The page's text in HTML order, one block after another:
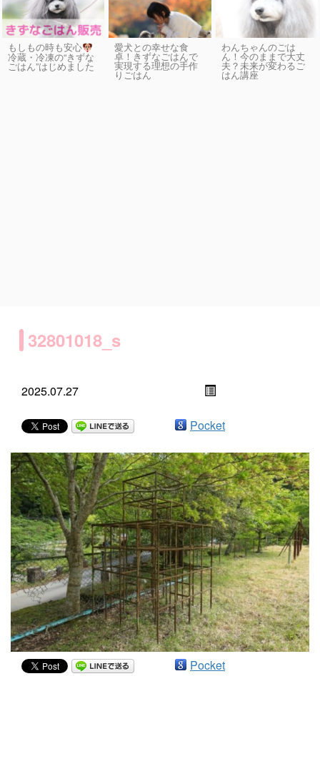
もしもの時も安心
冷蔵・冷凍の“きずな
ごはん”はじめました
愛犬との幸せな食
卓！きずなごはんで
実現する理想の手作
りごはん
わんちゃんのごは
ん！今のままで大丈
夫？未来が変わるご
はん講座
32801018_s
2025.07.27
Pocket
Pocket